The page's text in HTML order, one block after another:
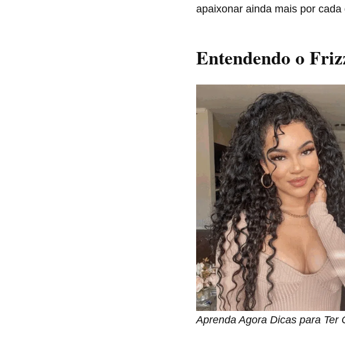
apaixonar ainda mais por
Entendendo o
Aprenda Agora Dicas para Ter